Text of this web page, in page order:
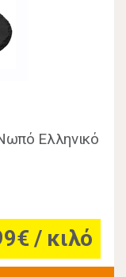
Ελληνικό
/ κιλό